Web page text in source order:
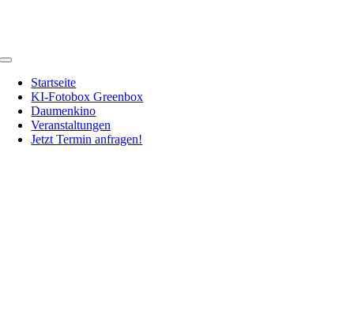
Toggle
NavigationStartseite
KI-Fotobox Greenbox
Daumenkino
Veranstaltungen
Jetzt Termin anfragen!